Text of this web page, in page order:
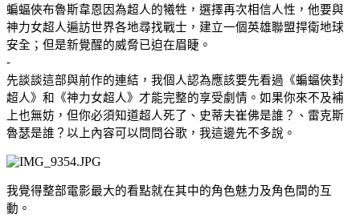
蝙蝠俠布魯斯韋恩因為超人的犧牲，選擇再次相信人性，他要與
神力女超人遍訪世界各地尋找戰士，建立一個英雄聯盟捍衛地球
安全；但是新覺醒的威脅已迫在眉睫。
-
先談談這部與前作的連結，我個人認為應該要先看過《蝙蝠俠對
超人》和《神力女超人》才能完整的享受劇情。如果你來不及補
上也無妨，但你必須知道超人死了、史蒂夫崔佛是誰？、雷克斯
魯瑟是誰？以上內容可以問問谷歌，我這邊先不多說。
我覺得整部電影最大的看點就在其中的角色魅力及角色間的互
動。